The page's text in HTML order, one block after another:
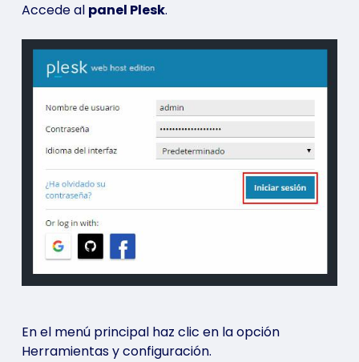
Accede al panel Plesk.
En el menú principal haz clic en la opción
Herramientas y configuración.